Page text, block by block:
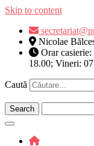
Skip to content
Nicolae
Orar
18.00; Vineri:
Caută